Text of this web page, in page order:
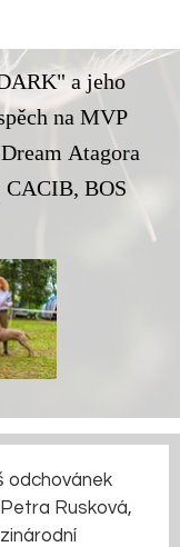
a jeho
na MVP
Atagora
BOS
odchovánek
Rusková,